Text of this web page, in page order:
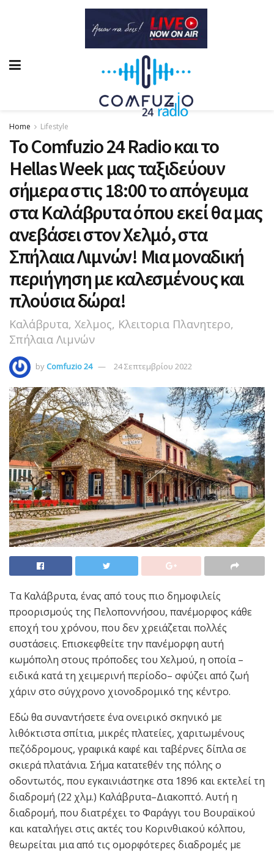
Home Lifestyle
Το Comfuzio 24 Radio και το
Hellas Week μας ταξιδεύουν
σήμερα στις 18:00 το απόγευμα
στα Καλάβρυτα όπου εκεί θα μας
ανεβάσει στον Χελμό, στα
Σπήλαια Λιμνών! Μια μοναδική
περιήγηση με καλεσμένους και
πλούσια δώρα!
Καλάβρυτα, Χελμος, Κλειτορια Πλανητερο,
Σπήλαια Λιμνών
by Comfuzio 24 24 Σεπτεμβρίου 2022
Τα Καλάβρυτα, ένας από τους πιο δημοφιλείς
προορισμούς της Πελοποννήσου, πανέμορφος κάθε
εποχή του χρόνου, που δεν χρειάζεται πολλές
συστάσεις. Επισκεφθείτε την πανέμορφη αυτή
κωμόπολη στους πρόποδες του Χελμού, η οποία –
ειδικά κατά τη χειμερινή περίοδο– σφύζει από ζωή
χάριν στο σύγχρονο χιονοδρομικό της κέντρο.
Εδώ θα συναντήσετε ένα ονειρικό σκηνικό με
λιθόκτιστα σπίτια, μικρές πλατείες, χαριτωμένους
πεζόδρομους, γραφικά καφέ και ταβέρνες δίπλα σε
σκιερά πλατάνια. Σήμα κατατεθέν της πόλης ο
οδοντωτός, που εγκαινιάστηκε στα 1896 και εκτελεί τη
διαδρομή (22 χλμ.) Καλάβρυτα–Διακοπτό. Αυτή η
διαδρομή, που διατρέχει το Φαράγγι του Βουραϊκού
και καταλήγει στις ακτές του Κορινθιακού κόλπου,
θεωρείται μια από τις ομορφότερες διαδρομές με